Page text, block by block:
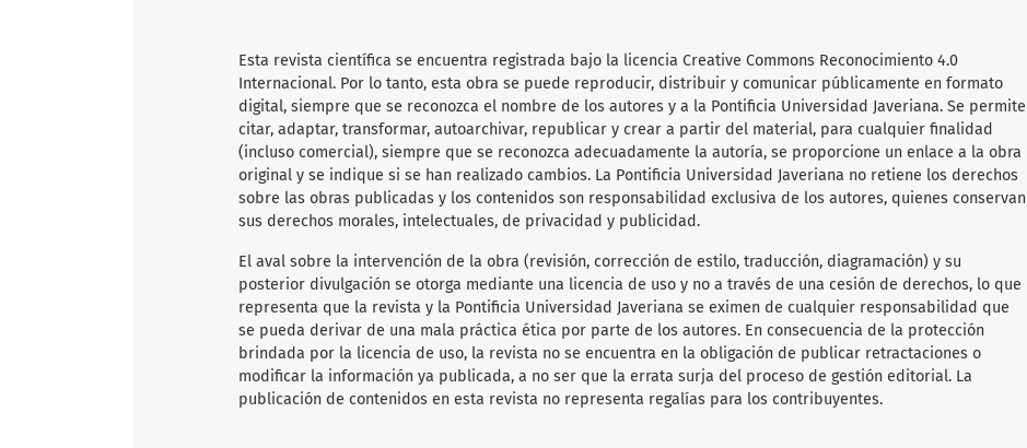
Esta revista científica se encuentra registrada bajo la licencia Creative Commons Reconocimiento 4.0
Internacional. Por lo tanto, esta obra se puede reproducir, distribuir y comunicar públicamente en formato
digital, siempre que se reconozca el nombre de los autores y a la Pontificia Universidad Javeriana. Se permite
citar, adaptar, transformar, autoarchivar, republicar y crear a partir del material, para cualquier finalidad
(incluso comercial), siempre que se reconozca adecuadamente la autoría, se proporcione un enlace a la obra
original y se indique si se han realizado cambios. La Pontificia Universidad Javeriana no retiene los derechos
sobre las obras publicadas y los contenidos son responsabilidad exclusiva de los autores, quienes conservan
sus derechos morales, intelectuales, de privacidad y publicidad.
El aval sobre la intervención de la obra (revisión, corrección de estilo, traducción, diagramación) y su
posterior divulgación se otorga mediante una licencia de uso y no a través de una cesión de derechos, lo que
representa que la revista y la Pontificia Universidad Javeriana se eximen de cualquier responsabilidad que
se pueda derivar de una mala práctica ética por parte de los autores. En consecuencia de la protección
brindada por la licencia de uso, la revista no se encuentra en la obligación de publicar retractaciones o
modificar la información ya publicada, a no ser que la errata surja del proceso de gestión editorial. La
publicación de contenidos en esta revista no representa regalías para los contribuyentes.